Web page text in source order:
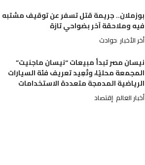
بوزملان.. جريمة قتل تسفر عن توقيف مشتبه
فيه وملاحقة آخر بضواحي تازة
أخر الأخبار حوادث
نيسان مصر تبدأ مبيعات “نيسان ماجنيت”
المجمعة محليًا، وتُعِيد تعريف فئة السيارات
الرياضية المدمجة متعددة الاستخدامات
أخبار العالم إقتصاد